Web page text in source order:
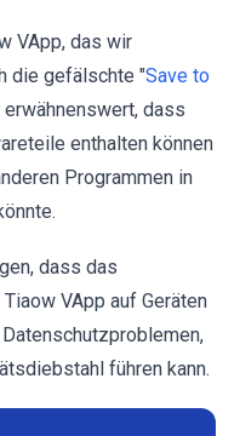
VApp, das wir
die gefälschte "Save to
dass
enthalten können
Programmen in
dass das
VApp auf Geräten
führen kann.